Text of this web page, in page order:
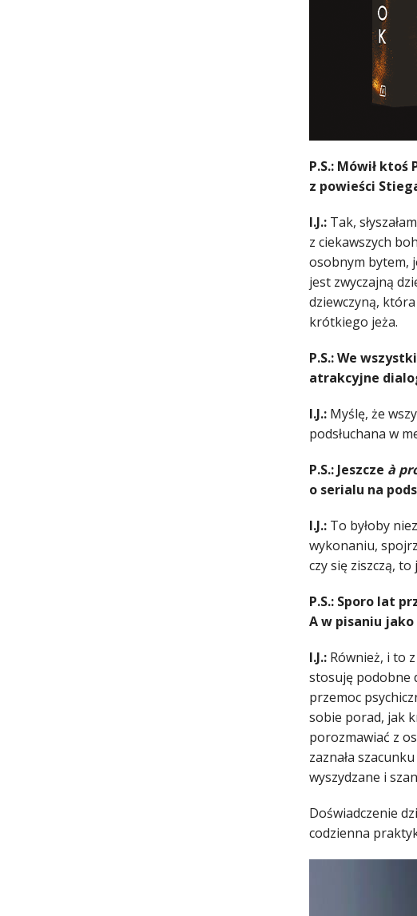
P.S.: Mówił
z powieści
I.J.: Tak,
z ciekawszych
osobnym bytem,
jest zwyczajną
dziewczyną,
krótkiego jeża.
P.S.: We
atrakcyjne
I.J.: Myślę, że
podsłuchana w
P.S.: Jeszcze à
o serialu na
I.J.: To byłoby
wykonaniu,
czy się ziszczą,
P.S.: Sporo lat
A w pisaniu
I.J.: Również, i to
stosuję podobne
przemoc
sobie porad, jak
porozmawiać z
zaznała
wyszydzane i
Doświadczenie
codzienna